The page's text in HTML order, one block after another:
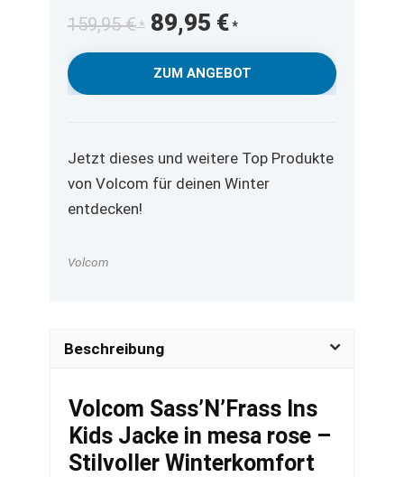
159,95€
Ursprünglicher
Preis
war:
159,95 €
89,95 € Aktueller
Preis
ist:
89,95 €.
ZUM ANGEBOT
Jetzt dieses und weitere Top Produkte
von Volcom für deinen Winter
entdecken!
Volcom
Beschreibung
Volcom Sass’N’Frass Ins
Kids Jacke in mesa rose –
Stilvoller Winterkomfort